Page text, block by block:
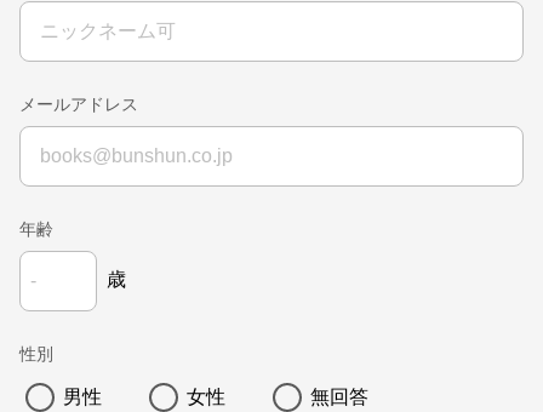
メールアドレス
年齢
歳
性別
男性 女性 無回答